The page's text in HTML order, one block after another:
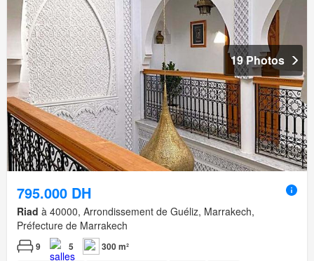
19 Photos
795.000 DH
Riad à 40000, Arrondissement de Guéliz, Marrakech,
Préfecture de Marrakech
9 5 300 m²